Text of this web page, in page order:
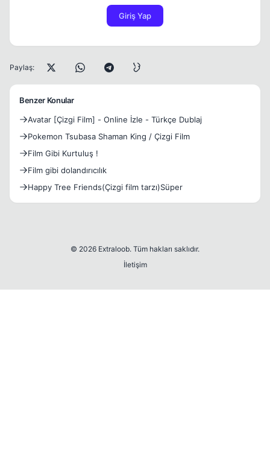
Giriş Yap
Paylaş:
Benzer Konular
Avatar [Çizgi Film] - Online İzle - Türkçe Dublaj
Pokemon Tsubasa Shaman King / Çizgi Film
Film Gibi Kurtuluş !
Film gibi dolandırıcılık
Happy Tree Friends(Çizgi film tarzı)Süper
© 2026 Extraloob. Tüm hakları saklıdır.
İletişim